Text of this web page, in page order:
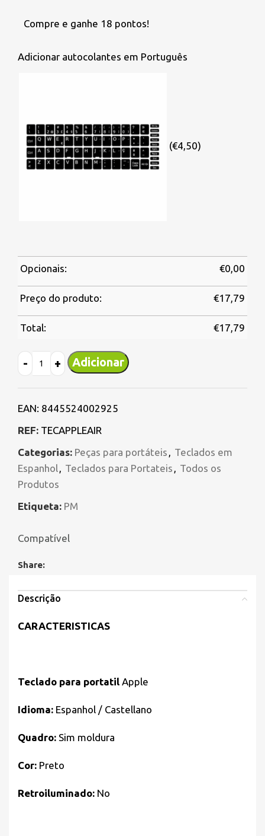
Compre e ganhe 18 pontos!
Adicionar autocolantes em Português
(€4,50)
Opcionais: €0,00
Preço do produto: €17,79
Total: €17,79
Adicionar
EAN: 8445524002925
REF: TECAPPLEAIR
Categorias: Peças para portáteis , Teclados em
Espanhol, Teclados para Portateis , Todos os
Produtos
Etiqueta: PM
Compatível
Share:
Descrição
CARACTERISTICAS
Teclado para portatil Apple
Idioma: Espanhol / Castellano
Quadro: Sim moldura
Cor: Preto
Retroiluminado: No